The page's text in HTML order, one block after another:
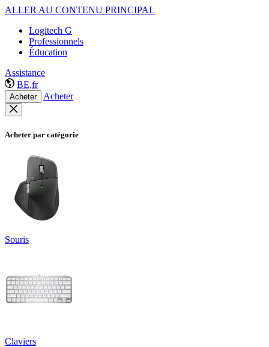
ALLER AU CONTENU PRINCIPAL
Logitech G
Professionnels
Éducation
Assistance
BE,fr
Acheter Acheter
Acheter par catégorie
Souris
Claviers